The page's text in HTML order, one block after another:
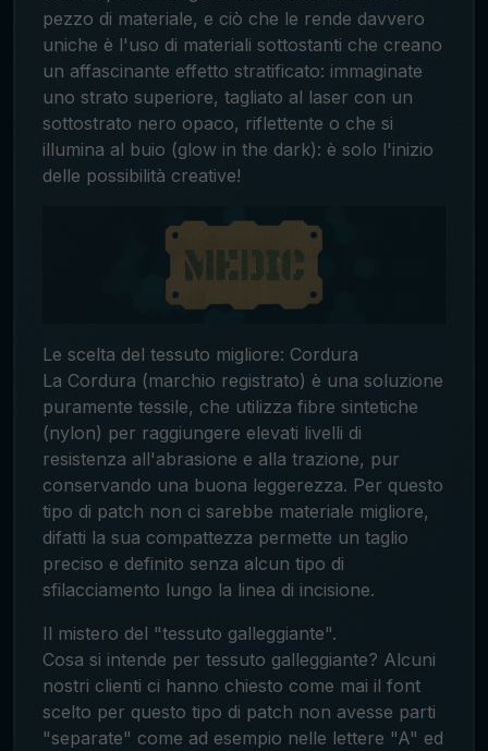
pezzo di materiale, e ciò che le rende davvero
uniche è l'uso di materiali sottostanti che creano
un affascinante effetto stratificato: immaginate
uno strato superiore, tagliato al laser con un
sottostrato nero opaco, riflettente o che si
illumina al buio (glow in the dark): è solo l'inizio
delle possibilità creative!
Le scelta del tessuto migliore: Cordura
La Cordura (marchio registrato) è una soluzione
puramente tessile, che utilizza fibre sintetiche
(nylon) per raggiungere elevati livelli di
resistenza all'abrasione e alla trazione, pur
conservando una buona leggerezza. Per questo
tipo di patch non ci sarebbe materiale migliore,
difatti la sua compattezza permette un taglio
preciso e definito senza alcun tipo di
sfilacciamento lungo la linea di incisione.
Il mistero del "tessuto galleggiante".
Cosa si intende per tessuto galleggiante? Alcuni
nostri clienti ci hanno chiesto come mai il font
scelto per questo tipo di patch non avesse parti
"separate" come ad esempio nelle lettere "A" ed